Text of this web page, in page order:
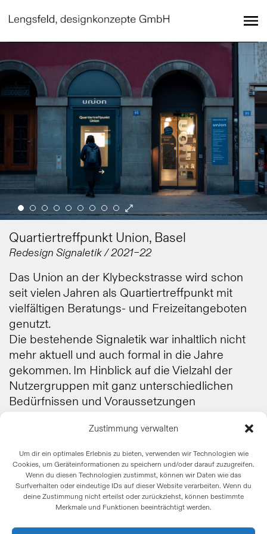
Zustimmung verwalten
Um dir ein optimales Erlebnis zu bieten, verwenden wir Technologien wie
Cookies, um Geräteinformationen zu speichern und/oder darauf zuzugreifen.
Wenn du diesen Technologien zustimmst, können wir Daten wie das
Surfverhalten oder eindeutige IDs auf dieser Website verarbeiten. Wenn du
deine Zustimmung nicht erteilst oder zurückziehst, können bestimmte
Merkmale und Funktionen beeinträchtigt werden.
Quartiertreffpunkt Union, Basel
Redesign Signaletik / 2021–22
Das Union an der Klybeckstrasse wird schon
seit vielen Jahren als Quartiertreffpunkt mit
vielfältigen Beratungs- und Freizeitangeboten
genutzt.
Die bestehende Signaletik war inhaltlich nicht
mehr aktuell und auch formal in die Jahre
gekommen. Im Hinblick auf die Vielzahl der
Nutzergruppen mit ganz unterschiedlichen
Bedürfnissen und Voraussetzungen
Signaletik, die die Auffindbarkeit der
Veranstaltungsorte signifikant erhöht und zu
einer freundlicheren Identität im Innenbereich
des Gebäudes beiträgt. Bestehende, teils
veraltete Elemente wurden abgedeckt und mit
einer grosszügigen Wegweiser-Typografie
ausgestattet.